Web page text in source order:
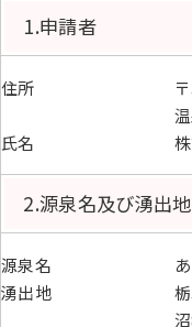
1.申請者
住所
氏名
2.源泉名及び湧出地
源泉名
湧出地